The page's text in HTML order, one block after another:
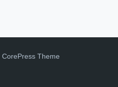
CorePress Theme